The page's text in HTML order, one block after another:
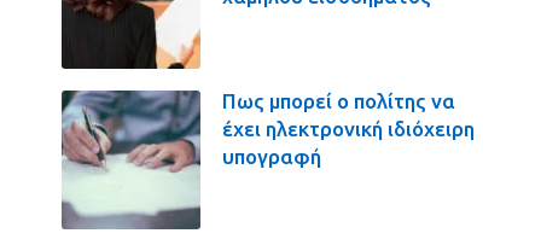
Πως μπορεί ο πολίτης να
έχει ηλεκτρονική ιδιόχειρη
υπογραφή